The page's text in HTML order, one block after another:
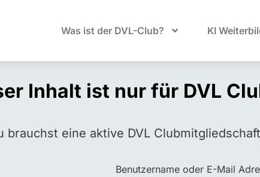
Was ist der DVL-Club? KI
Inhalt ist nur für DVL
brauchst eine aktive DVL
Benutzername oder E-Mail